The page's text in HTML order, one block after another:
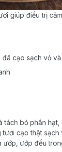
giúp điều trị
cạo sạch vỏ và
tách bỏ phần
cạo thật sạch
ướp, ướp đều